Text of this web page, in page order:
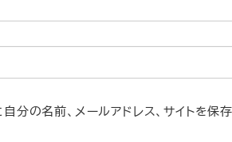
分の名前、メールアドレス、サイトを保